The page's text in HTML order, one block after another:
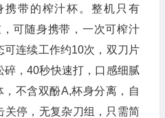
携带的榨汁杯。整机只有
可随身携带，一次可榨汁
可连续工作约10次，双刀片
碎，40秒快速打，口感细腻
不含双酚A,杯身分离，自
关停，无复杂刀组，只需简